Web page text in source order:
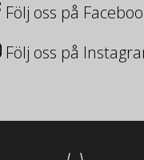
Följ oss på
Följ oss på